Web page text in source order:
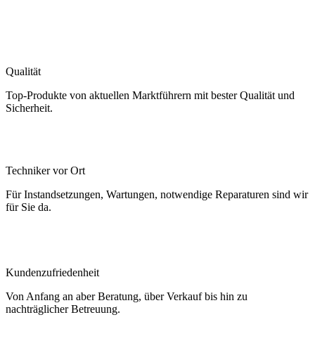
Qualität
Top-Produkte von aktuellen Marktführern mit bester Qualität und
Sicherheit.
Techniker vor Ort
Für Instandsetzungen, Wartungen, notwendige Reparaturen sind wir
für Sie da.
Kundenzufriedenheit
Von Anfang an aber Beratung, über Verkauf bis hin zu
nachträglicher Betreuung.